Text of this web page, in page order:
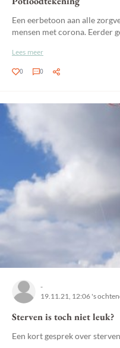
Een eerbetoon aan alle
mensen met corona. Eerder
Lees meer
0 0
-
19.11.21, 12:06 's
Sterven is toch niet leuk?
Een kort gesprek over